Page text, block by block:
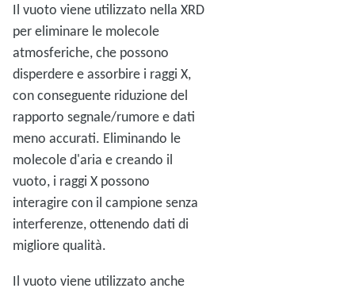
Il vuoto viene utilizzato nella XRD
per eliminare le molecole
atmosferiche, che possono
disperdere e assorbire i raggi X,
con conseguente riduzione del
rapporto segnale/rumore e dati
meno accurati. Eliminando le
molecole d'aria e creando il
vuoto, i raggi X possono
interagire con il campione senza
interferenze, ottenendo dati di
migliore qualità.
Il vuoto viene utilizzato anche